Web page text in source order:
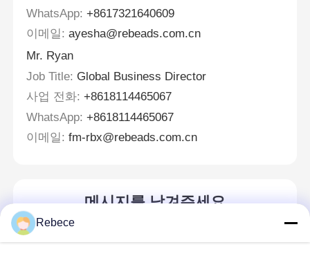
WhatsApp: +8617321640609
이메일: ayesha@rebeads.com.cn
Mr. Ryan
Job Title: Global Business Director
사업 전화: +8618114465067
WhatsApp: +8618114465067
이메일: fm-rbx@rebeads.com.cn
메시지를 남겨주세요
Rebece